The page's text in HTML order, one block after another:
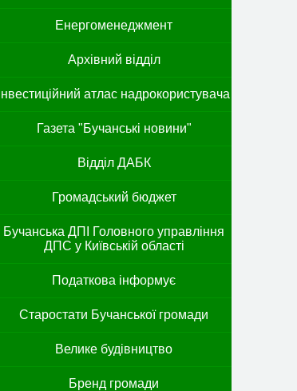
Енергоменеджмент
Архівний відділ
Інвестиційний атлас надрокористувача
Газета "Бучанські новини"
Відділ ДАБК
Громадський бюджет
Бучанська ДПІ Головного управління
ДПС у Київській області
Податкова інформує
Старостати Бучанської громади
Велике будівництво
Бренд громади